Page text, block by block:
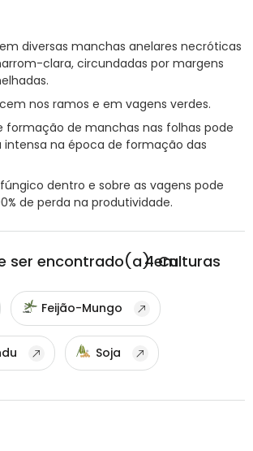
diversas manchas anelares necróticas
clara, circundadas por margens
nos ramos e em vagens verdes.
formação de manchas nas folhas pode
intensa na época de formação das
dentro e sobre as vagens pode
de perda na produtividade.
ser encontrado(a) em
4Culturas
Feijão-Mungo
Soja